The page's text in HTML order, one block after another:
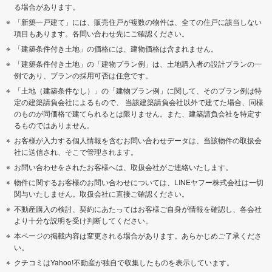
る場合があります。
「新築一戸建て」には、販売住戸が複数の物件は、全ての住戸に該当しない
項目もあります。各問い合わせ先にご確認ください。
「建築条件付き土地」の価格には、建物価格は含まれません。
「建築条件付き土地」の「建物プラン例」は、土地購入者の設計プランの一
例であり、プランの採用可否は任意です。
「土地（建築条件なし）」の「建物プラン例」に関して、そのプラン例は特
定の建築請負会社によるもので、 当該建築請負会社以外で建てた場合、同様
のものが同価格で建てられるとは限りません。また、建築請負会社を特定す
るものではありません。
お客様が入力する個人情報を含むお問い合わせデータは、当該物件の取扱会
社に送信され、そこで管理されます。
お問い合わせをされたお客様へは、取扱会社がご連絡いたします。
物件に関するお客様のお問い合わせについては、LINEヤフー株式会社は一切
関与いたしません。取扱会社に直接ご確認ください。
不動産購入の検討、契約にあたってはお客様ご自身が情報を確認し、各会社
より十分な説明を受け判断してください。
本ページの掲載内容は変更される場合があります。あらかじめご了承くださ
い。
クチコミはYahoo!不動産が独自で収集したものを表示しています。